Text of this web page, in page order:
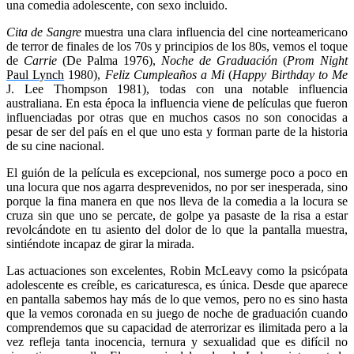
una comedia adolescente, con sexo incluido.
Cita de Sangremuestra una clara influencia del cine norteamericano
de terror de finales de los 70s y principios de los 80s, vemos el toque
de Carrie (De Palma 1976), Noche de Graduación (Prom Night
Paul Lynch 1980), Feliz Cumpleaños a Mi(Happy Birthday to Me
J. Lee Thompson 1981), todas con una notable influencia
australiana. En esta época la influencia viene de películas que fueron
influenciadas por otras que en muchos casos no son conocidas a
pesar de ser del país en el que uno esta y forman parte de la historia
de su cine nacional.
El guión de la película es excepcional, nos sumerge poco a poco en
una locura que nos agarra desprevenidos, no por ser inesperada, sino
porque la fina manera en que nos lleva de la comedia a la locura se
cruza sin que uno se percate, de golpe ya pasaste de la risa a estar
revolcándote en tu asiento del dolor de lo que la pantalla muestra,
sintiéndote incapaz de girar la mirada.
Las actuaciones son excelentes, Robin McLeavy como la psicópata
adolescente es creíble, es caricaturesca, es única. Desde que aparece
en pantalla sabemos hay más de lo que vemos, pero no es sino hasta
que la vemos coronada en su juego de noche de graduación cuando
comprendemos que su capacidad de aterrorizar es ilimitada pero a la
vez refleja tanta inocencia, ternura y sexualidad que es difícil no